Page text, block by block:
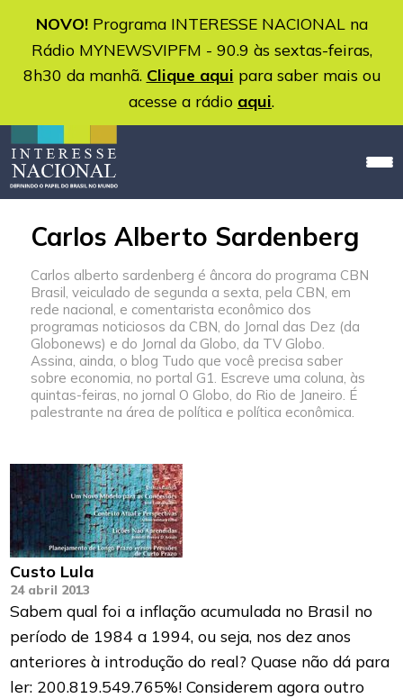
NOVO!Programa INTERESSE NACIONAL na
Rádio MYNEWSVIPFM - 90.9 às sextas-feiras,
8h30 da manhã. Clique aqui para saber mais ou
acesse a rádio aqui.
Carlos Alberto Sardenberg
Carlos alberto sardenberg é âncora do programa CBN
Brasil, veiculado de segunda a sexta, pela CBN, em
rede nacional, e comentarista econômico dos
programas noticiosos da CBN, do Jornal das Dez (da
Globonews) e do Jornal da Globo, da TV Globo.
Assina, ainda, o blog Tudo que você precisa saber
sobre economia, no portal G1. Escreve uma coluna, às
quintas-feiras, no jornal O Globo, do Rio de Janeiro. É
palestrante na área de política e política econômica.
Custo Lula
24 abril 2013
Sabem qual foi a inflação acumulada no Brasil no
período de 1984 a 1994, ou seja, nos dez anos
anteriores à introdução do real? Quase não dá para
ler: 200.819.549.765%! Considerem agora outro